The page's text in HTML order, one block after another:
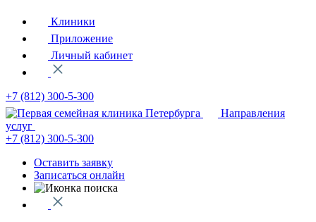
Клиники
Приложение
Личный кабинет
+7 (812) 300-5-300
Направления
услуг
+7 (812) 300-5-300
Оставить заявку
Записаться онлайн